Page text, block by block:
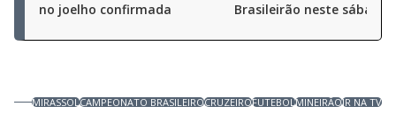
no joelho confirmada
Brasileirão neste sábado
MIRASSOLCAMPEONATO BRASILEIROCRUZEIROFUTEBOLMINEIRÃOJR NA TV